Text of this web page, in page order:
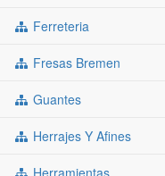
Ferreteria
Fresas Bremen
Guantes
Herrajes Y Afines